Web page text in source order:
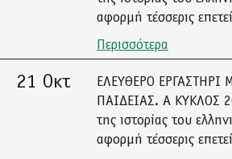
αφορμή τέσσερις
Περισσότερα
21 Οκτ
ΕΛΕΥΘΕΡΟ ΕΡΓΑΣΤΗΡΙ
ΠΑΙΔΕΙΑΣ. Α ΚΥΚΛΟΣ
της ιστορίας του
αφορμή τέσσερις